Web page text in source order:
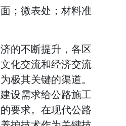
；微表处；材料准
的不断提升，各区
化交流和经济交流
极其关键的渠道。
设需求给公路施工
要求。在现代公路